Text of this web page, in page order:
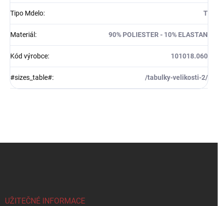
Tipo Mdelo: T
Materiál : 90% POLIESTER - 10% ELASTAN
Kód výrobce: 101018.060
#sizes_table#: /tabulky-velikosti-2/
UŽITEČNÉ INFORMACE